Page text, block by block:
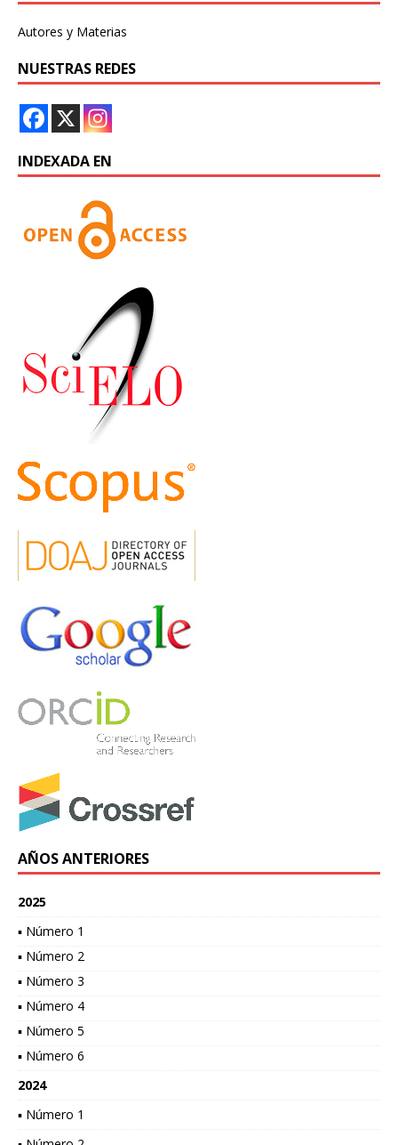
Autores y Materias
NUESTRAS REDES
INDEXADA EN
AÑOS ANTERIORES
2025
▪ Número 1
▪ Número 2
▪ Número 3
▪ Número 4
▪ Número 5
▪ Número 6
2024
▪ Número 1